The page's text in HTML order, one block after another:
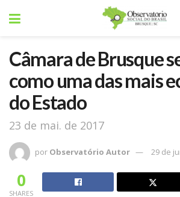
Câmara de Brusque
como uma das mais
do Estado
23 de mai. de 2017
por Observatório Autor 29 de
0
SHARES